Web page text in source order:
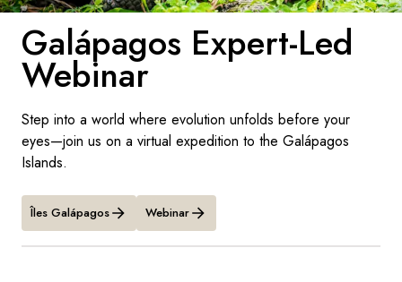
Suède
Danemark
Norvège
Galápagos Expert-Led
Webinar
Step into a world where evolution unfolds before your
eyes—join us on a virtual expedition to the Galápagos
Islands.
Îles Galápagos Webinar